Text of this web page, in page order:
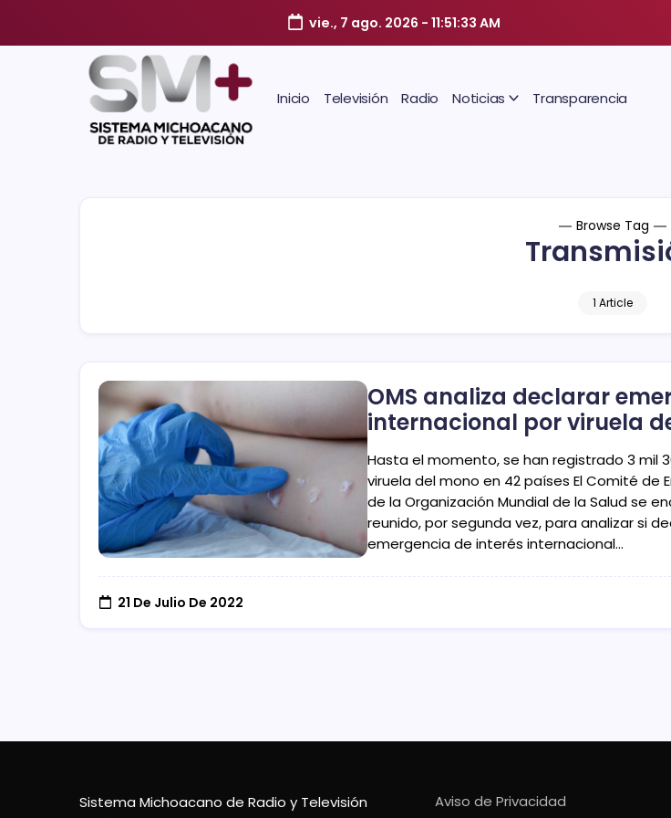
vie., 7 ago. 2026 -11:51:33 AM
Inicio Televisión Radio Noticias Transparencia
Browse Tag
1 Article
OMS analiza declarar
internacional por viruela
Hasta el momento, se han registrado 3 mil
viruela del mono en 42 países El Comité de
de la Organización Mundial de la Salud se
reunido, por segunda vez, para analizar si
emergencia de interés internacional…
21 De Julio De 2022
Sistema Michoacano de Radio y Televisión
Aviso de Privacidad